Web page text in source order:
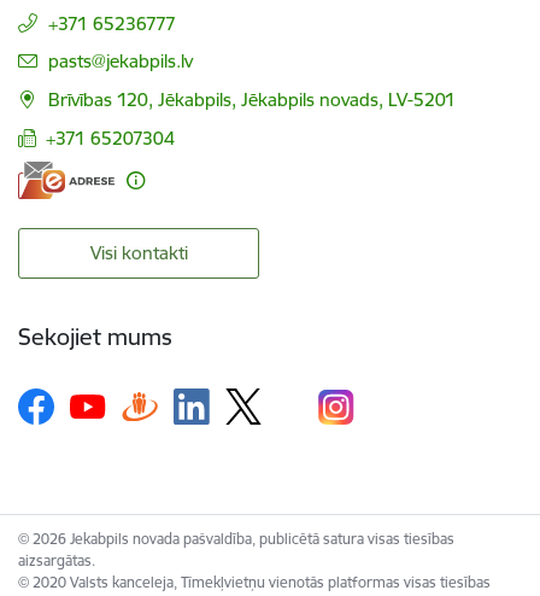
+371 65236777
E-pasts:
pasts@jekabpils.lv
Brīvības 120, Jēkabpils, Jēkabpils novads, LV-5201
+371 65207304
Visi kontakti
Sekojiet mums
© 2026 Jekabpils novada pašvaldība, publicētā satura visas tiesības
aizsargātas.
© 2020 Valsts kanceleja, Tīmekļvietņu vienotās platformas visas tiesības